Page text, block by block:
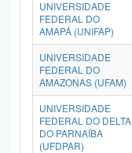
UNIVERSIDADE
FEDERAL DO
AMAPÁ (UNIFAP)
UNIVERSIDADE
FEDERAL DO
AMAZONAS (UFAM)
UNIVERSIDADE
FEDERAL DO DELTA
DO PARNAÍBA
(UFDPAR)